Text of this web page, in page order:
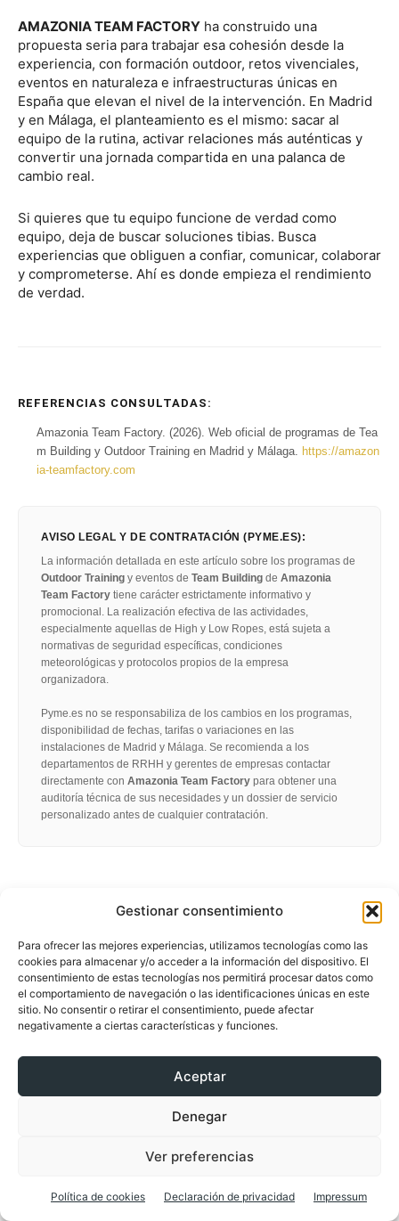
Gestionar consentimiento
Para ofrecer las mejores experiencias, utilizamos tecnologías como las
cookies para almacenar y/o acceder a la información del dispositivo. El
consentimiento de estas tecnologías nos permitirá procesar datos como
el comportamiento de navegación o las identificaciones únicas en este
sitio. No consentir o retirar el consentimiento, puede afectar
negativamente a ciertas características y funciones.
Aceptar
Denegar
Ver preferencias
Política de cookies Declaración de privacidad Impressum
AMAZONIA TEAM FACTORY ha construido una
propuesta seria para trabajar esa cohesión desde la
experiencia, con formación outdoor, retos vivenciales,
eventos en naturaleza e infraestructuras únicas en
España que elevan el nivel de la intervención. En Madrid
y en Málaga, el planteamiento es el mismo: sacar al
equipo de la rutina, activar relaciones más auténticas y
convertir una jornada compartida en una palanca de
cambio real.
Si quieres que tu equipo funcione de verdad como
equipo, deja de buscar soluciones tibias. Busca
experiencias que obliguen a confiar, comunicar, colaborar
y comprometerse. Ahí es donde empieza el rendimiento
de verdad.
REFERENCIAS CONSULTADAS:
Amazonia Team Factory. (2026). Web oficial de programas de Tea
m Building y Outdoor Training en Madrid y Málaga.
https://amazon
ia-teamfactory.com
AVISO LEGAL Y DE CONTRATACIÓN (PYME.ES):
La información detallada en este artículo sobre los programas de
Outdoor Training y eventos de Team Building de Amazonia
Team Factory tiene carácter estrictamente informativo y
promocional. La realización efectiva de las actividades,
especialmente aquellas de High y Low Ropes, está sujeta a
normativas de seguridad específicas, condiciones
meteorológicas y protocolos propios de la empresa
organizadora.
Pyme.es no se responsabiliza de los cambios en los programas,
disponibilidad de fechas, tarifas o variaciones en las
instalaciones de Madrid y Málaga. Se recomienda a los
departamentos de RRHH y gerentes de empresas contactar
directamente con Amazonia Team Factory para obtener una
auditoría técnica de sus necesidades y un dossier de servicio
personalizado antes de cualquier contratación.